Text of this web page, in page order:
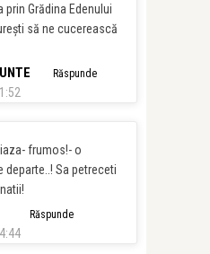
prin Grădina Edenului
să ne cucerească
Răspunde
frumos!- o
Sa petreceti
Răspunde